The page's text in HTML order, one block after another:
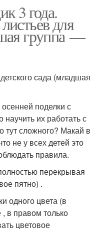
3 года.
для
группа —
сада (младшая
поделки с
научить их работать с
тут сложного? Макай в
не у всех детей это
правила.
перекрывая
пятно) .
одного цвета (в
, в правом только
цветовое